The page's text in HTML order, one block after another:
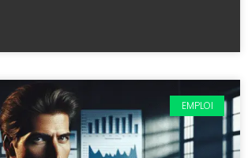
EMPLOI